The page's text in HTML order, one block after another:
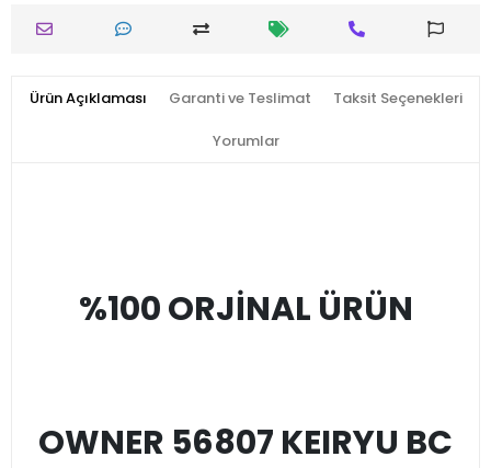
Ürün Açıklaması Garanti ve Teslimat Taksit Seçenekleri
Yorumlar
%100 ORJİNAL ÜRÜN
OWNER 56807 KEIRYU BC